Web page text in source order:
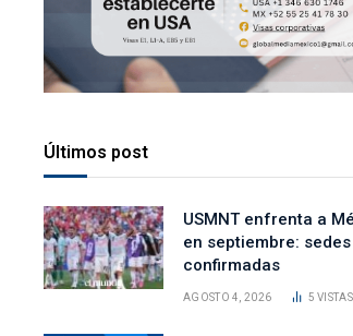
Últimos post
USMNT enfrenta a
en septiembre: sedes
confirmadas
AGOSTO 4, 2026 5VISTAS